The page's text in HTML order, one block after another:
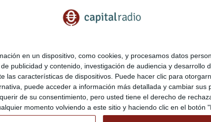
en un dispositivo, como cookies, y procesamos datos
publicidad y contenido, investigación de audiencia y desarrollo
las características de dispositivos. Puede hacer clic para
puede acceder a información más detallada y cambiar
de su consentimiento, pero usted tiene el derecho de
momento volviendo a este sitio y haciendo clic en el botón